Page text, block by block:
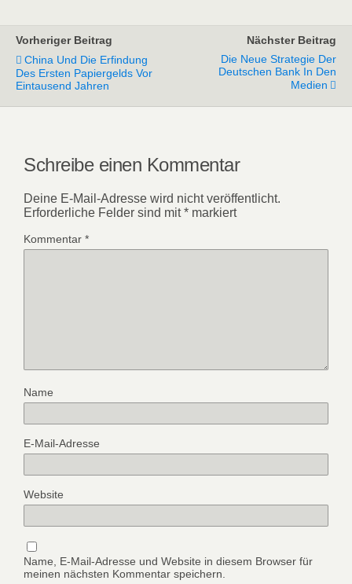
Vorheriger Beitrag
China Und Die Erfindung
Des Ersten Papiergelds Vor
Eintausend Jahren
Nächster Beitrag
Die Neue Strategie Der
Deutschen Bank In Den
Medien
Schreibe einen Kommentar
Deine E-Mail-Adresse wird nicht veröffentlicht.
Erforderliche Felder sind mit* markiert
Kommentar *
Name
E-Mail-Adresse
Website
Name, E-Mail-Adresse und Website in diesem Browser für
meinen nächsten Kommentar speichern.